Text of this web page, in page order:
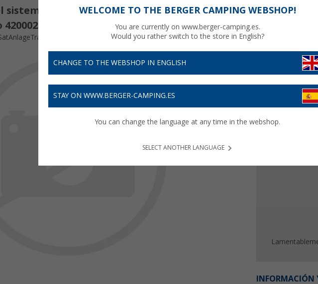
sistema de satélite Traveller-Man 1 / 2 / 3 - Megasat pieza
Precios con
Recibe un
INFORMACIÓN
WELCOME TO THE BERGER CAMPING WEBSHOP!
You are currently on www.berger-camping.es.
Would you rather switch to the store in English?
CHANGE TO THE WEBSHOP IN ENGLISH
STAY ON WWW.BERGER-CAMPING.ES
You can change the language at any time in the webshop.
SELECT ANOTHER LANGUAGE